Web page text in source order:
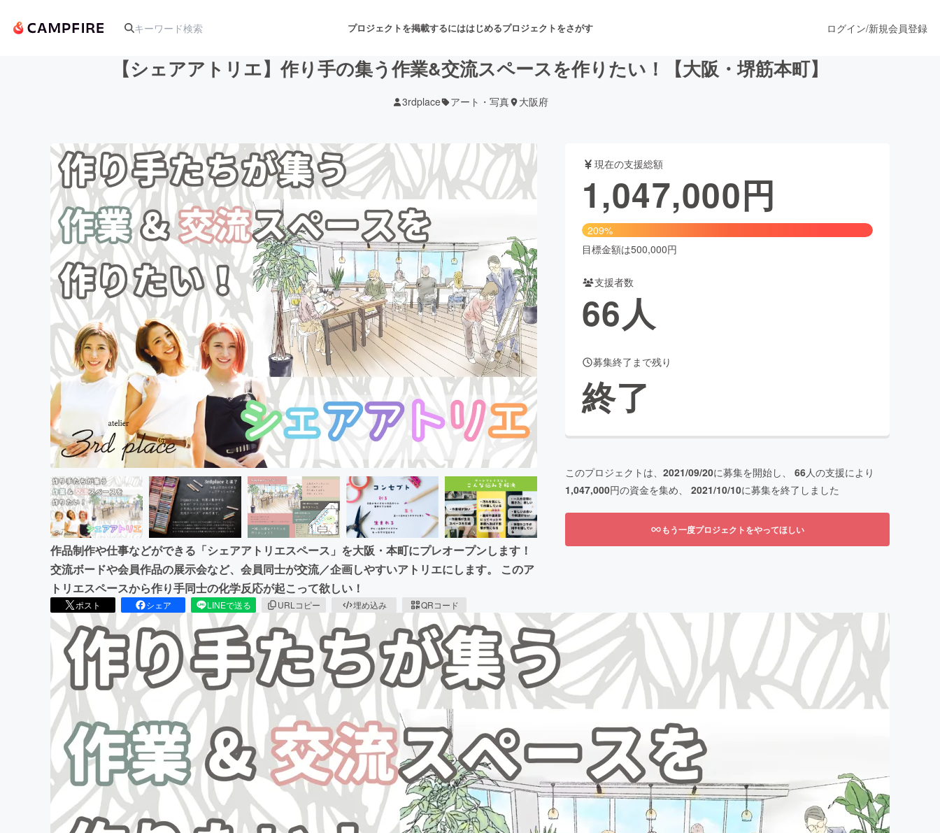
プロジェクトを掲載するにははじめるプロジェクトをさがす
アート・写真 音楽 舞台・パフォーマンス
テクノロジー・ガジェット ゲーム・サービス開発 ファッション
映像・映画 書籍・雑誌出版 アニメ・漫画
ビジネス・起業 チャレンジ ビューティー・ヘルスケア
まちづくり・地域活性化
CAMPFIRE for Social GoodCAMPFIRE Creation
CAMPFIREふるさと納税machi-yaコミュニティ
ログイン/新規会員登録
【シェアアトリエ】作り手の集う作業&交流スペースを作りたい！【大阪・堺筋本町】
3rdplace アート・写真 大阪府
作品制作や仕事などができる「シェアアトリエスペース」を大阪・本町にプレオープンします！
交流ボードや会員作品の展示会など、会員同士が交流／企画しやすいアトリエにします。 このア
トリエスペースから作り手同士の化学反応が起こって欲しい！
ポスト シェア LINEで送る URLコピー 埋め込み QRコード
現在の支援総額
1,047,000円
209%
目標金額は500,000円
支援者数
66人
募集終了まで残り
終了
このプロジェクトは、 2021/09/20に募集を開始し、 66人の支援により
1,047,000円の資金を集め、 2021/10/10に募集を終了しました
もう一度プロジェクトをやってほしい